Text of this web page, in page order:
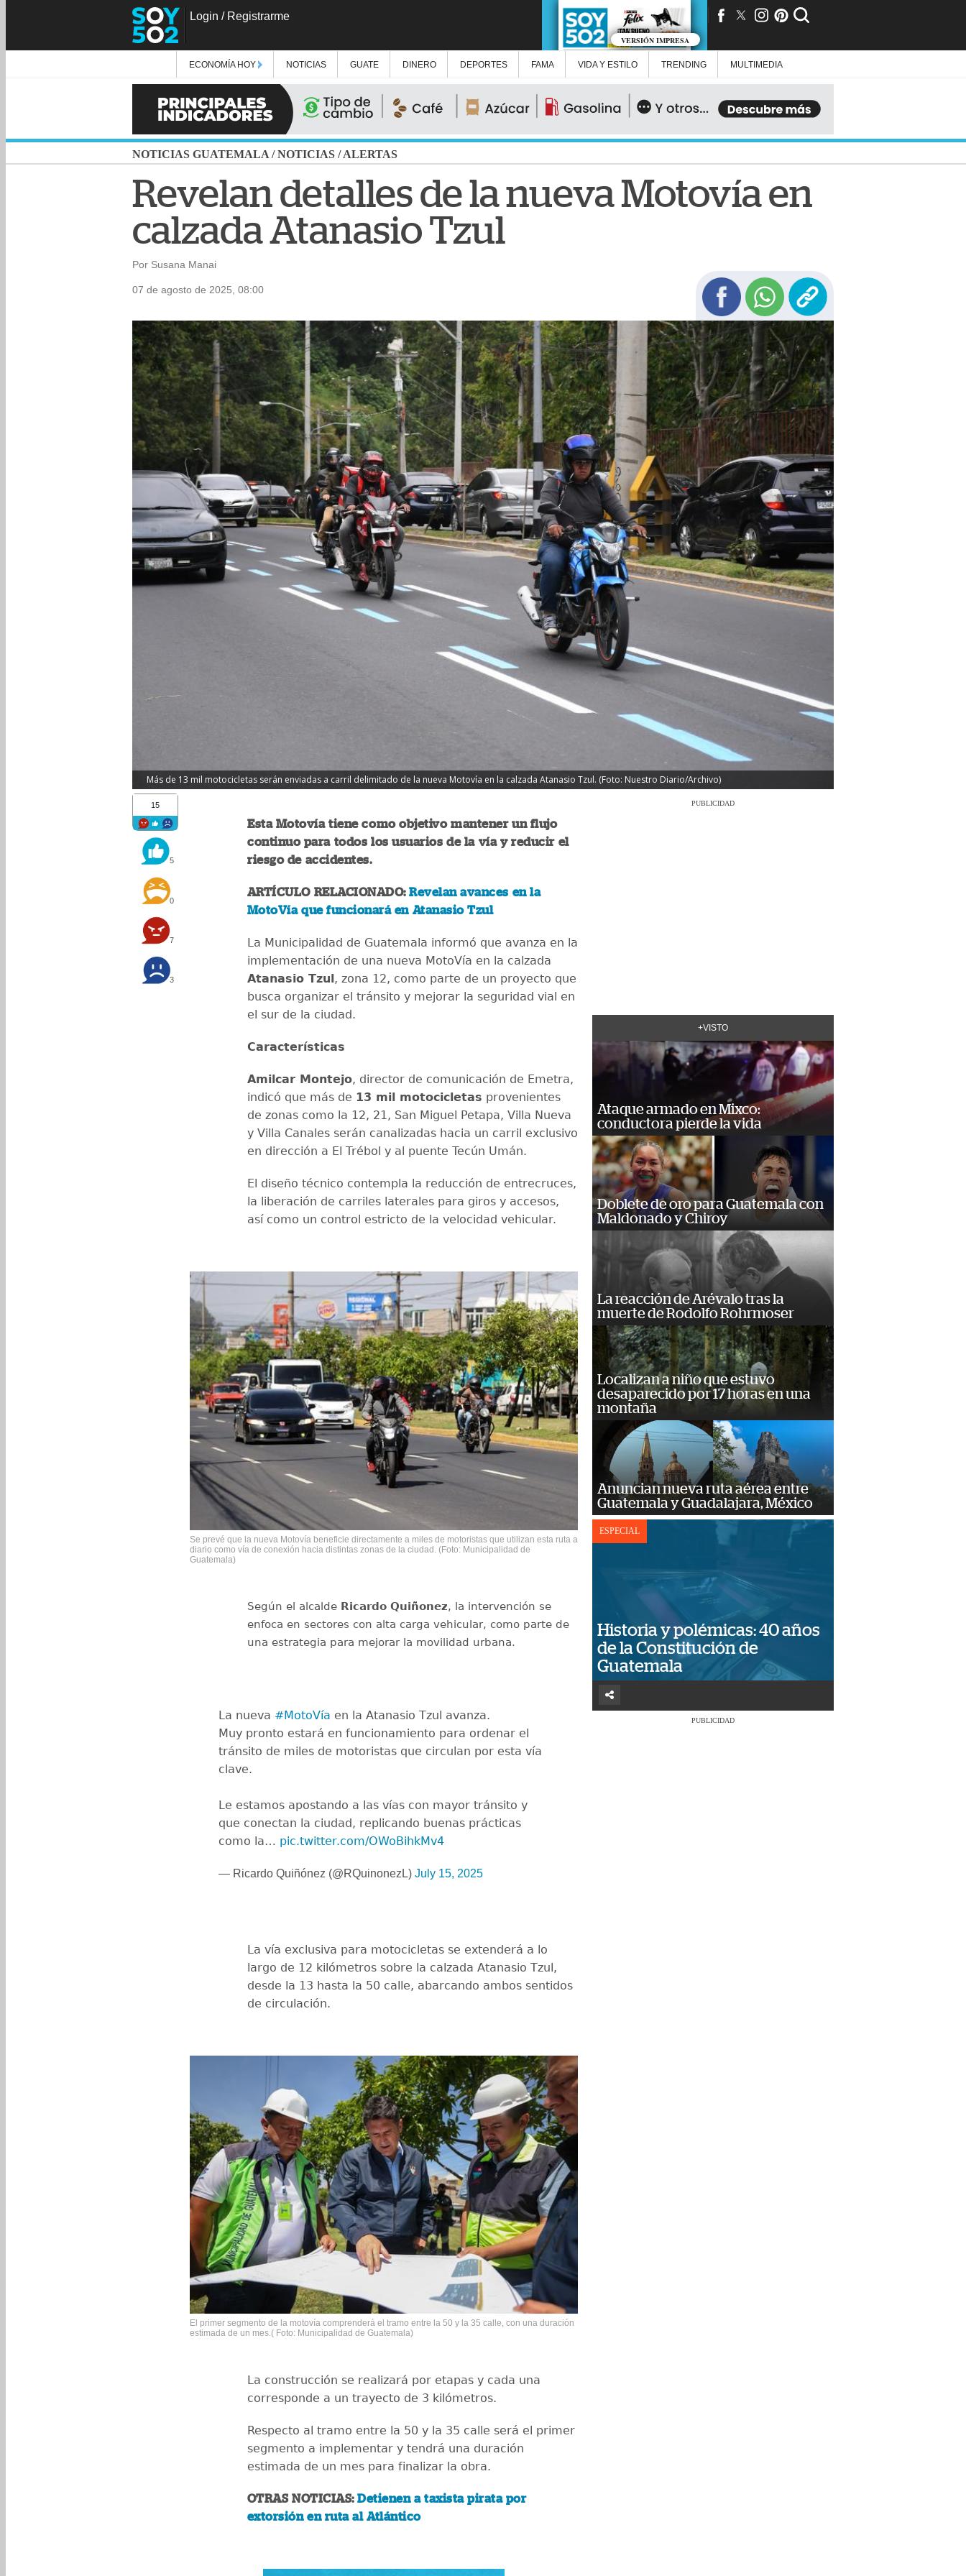
Login / Registrarme
VERSIÓN IMPRESA
ECONOMÍA HOY NOTICIAS GUATE DINERO DEPORTES FAMA VIDA Y ESTILO TRENDING MULTIMEDIA
NOTICIAS GUATEMALA /NOTICIAS /ALERTAS
Revelan detalles de la nueva Motovía en
calzada Atanasio Tzul
Por Susana Manai
07 de agosto de 2025, 08:00
Más de 13 mil motocicletas serán enviadas a carril delimitado de la nueva Motovía en la calzada Atanasio Tzul. (Foto: Nuestro Diario/Archivo)
15
5
0
7
3
Esta Motovía tiene como objetivo mantener un flujo
continuo para todos los usuarios de la vía y reducir el
riesgo de accidentes.
ARTÍCULO RELACIONADO:Revelan avances en la
MotoVía que funcionará en Atanasio Tzul
La Municipalidad de Guatemala informó que avanza en la
implementación de una nueva MotoVía en la calzada
Atanasio Tzul, zona 12, como parte de un proyecto que
busca organizar el tránsito y mejorar la seguridad vial en
el sur de la ciudad.
Características
Amilcar Montejo, director de comunicación de Emetra,
indicó que más de 13 mil motocicletas provenientes
de zonas como la 12, 21, San Miguel Petapa, Villa Nueva
y Villa Canales serán canalizadas hacia un carril exclusivo
en dirección a El Trébol y al puente Tecún Umán.
El diseño técnico contempla la reducción de entrecruces,
la liberación de carriles laterales para giros y accesos,
así como un control estricto de la velocidad vehicular.
Se prevé que la nueva Motovía beneficie directamente a miles de motoristas que utilizan esta ruta a
diario como vía de conexión hacia distintas zonas de la ciudad. (Foto: Municipalidad de
Guatemala)
Según el alcalde Ricardo Quiñonez, la intervención se
enfoca en sectores con alta carga vehicular, como parte de
una estrategia para mejorar la movilidad urbana.
La nueva #MotoVía en la Atanasio Tzul avanza.
Muy pronto estará en funcionamiento para ordenar el
tránsito de miles de motoristas que circulan por esta vía
clave.
Le estamos apostando a las vías con mayor tránsito y
que conectan la ciudad, replicando buenas prácticas
como la… pic.twitter.com/OWoBihkMv4
— Ricardo Quiñónez (@RQuinonezL) July 15, 2025
La vía exclusiva para motocicletas se extenderá a lo
largo de 12 kilómetros sobre la calzada Atanasio Tzul,
desde la 13 hasta la 50 calle, abarcando ambos sentidos
de circulación.
El primer segmento de la motovía comprenderá el tramo entre la 50 y la 35 calle, con una duración
estimada de un mes.( Foto: Municipalidad de Guatemala)
La construcción se realizará por etapas y cada una
corresponde a un trayecto de 3 kilómetros.
Respecto al tramo entre la 50 y la 35 calle será el primer
segmento a implementar y tendrá una duración
estimada de un mes para finalizar la obra.
OTRAS NOTICIAS:Detienen a taxista pirata por
extorsión en ruta al Atlántico
PUBLICIDAD
+VISTO
Ataque armado en Mixco:
conductora pierde la vida
Doblete de oro para Guatemala con
Maldonado y Chiroy
La reacción de Arévalo tras la
muerte de Rodolfo Rohrmoser
Localizan a niño que estuvo
desaparecido por 17 horas en una
montaña
Anuncian nueva ruta aérea entre
Guatemala y Guadalajara, México
ESPECIAL
Historia y polémicas: 40 años
de la Constitución de
Guatemala
PUBLICIDAD